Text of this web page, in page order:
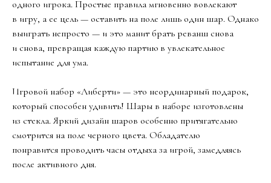
одного игрока. Простые правила мгновенно вовлекают
в игру, а ее цель — оставить на поле лишь один шар. Однако
выиграть непросто — и это манит брать реванш снова
и снова, превращая каждую партию в увлекательное
испытание для ума.
Игровой набор «Либерти» — это неординарный подарок,
который способен удивить! Шары в наборе изготовлены
из стекла. Яркий дизайн шаров особенно притягательно
смотрится на поле черного цвета. Обладателю
понравится проводить часы отдыха за игрой, замедляясь
после активного дня.